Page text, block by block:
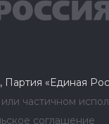
Партия «Единая
частичном
соглашение